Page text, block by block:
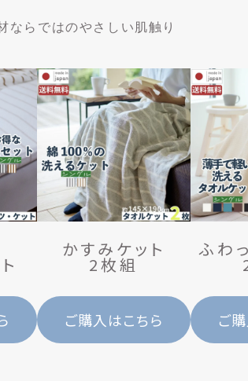
ならではのやさしい肌触り
かすみ ケット
2枚組
ご購入はこちら
ふ わ
ご